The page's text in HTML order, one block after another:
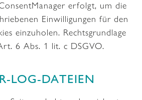
erfolgt, um die
Einwilligungen für den
einzuholen. Rechtsgrundlage
6 Abs. 1 lit. c DSGVO.
LOG-DATEIEN